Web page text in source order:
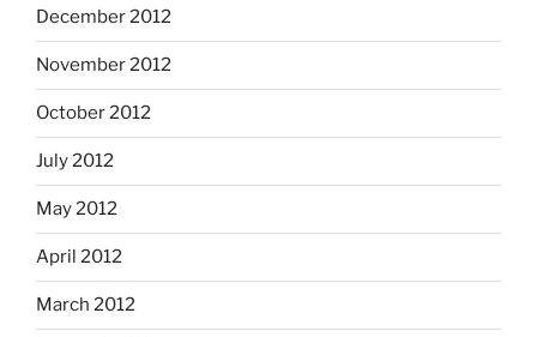
December 2012
November 2012
October 2012
July 2012
May 2012
April 2012
March 2012